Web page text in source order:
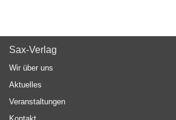
Sax-Verlag
Wir über uns
Aktuelles
Veranstaltungen